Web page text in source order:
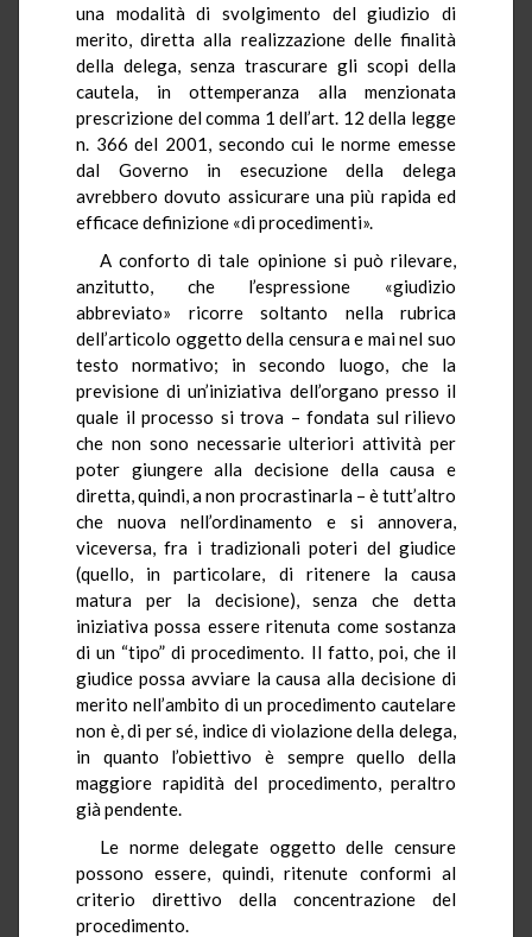
una modalità di svolgimento del giudizio di
merito, diretta alla realizzazione delle finalità
della delega, senza trascurare gli scopi della
cautela, in ottemperanza alla menzionata
prescrizione del comma 1 dell’art. 12 della legge
n. 366 del 2001, secondo cui le norme emesse
dal Governo in esecuzione della delega
avrebbero dovuto assicurare una più rapida ed
efficace definizione «di procedimenti».
A conforto di tale opinione si può rilevare,
anzitutto, che l’espressione «giudizio
abbreviato» ricorre soltanto nella rubrica
dell’articolo oggetto della censura e mai nel suo
testo normativo; in secondo luogo, che la
previsione di un’iniziativa dell’organo presso il
quale il processo si trova – fondata sul rilievo
che non sono necessarie ulteriori attività per
poter giungere alla decisione della causa e
diretta, quindi, a non procrastinarla – è tutt’altro
che nuova nell’ordinamento e si annovera,
viceversa, fra i tradizionali poteri del giudice
(quello, in particolare, di ritenere la causa
matura per la decisione), senza che detta
iniziativa possa essere ritenuta come sostanza
di un “tipo” di procedimento. Il fatto, poi, che il
giudice possa avviare la causa alla decisione di
merito nell’ambito di un procedimento cautelare
non è, di per sé, indice di violazione della delega,
in quanto l’obiettivo è sempre quello della
maggiore rapidità del procedimento, peraltro
già pendente.
Le norme delegate oggetto delle censure
possono essere, quindi, ritenute conformi al
criterio direttivo della concentrazione del
procedimento.